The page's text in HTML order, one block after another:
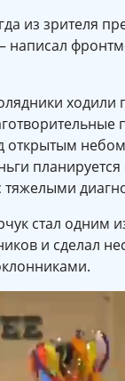
из зрителя
написал
ходили
открытым
планируется
тяжелыми
стал одним
и сделал